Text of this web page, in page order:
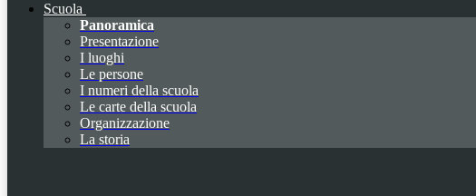
Scuola
Panoramica
Presentazione
I luoghi
Le persone
I numeri della scuola
Le carte della scuola
Organizzazione
La storia